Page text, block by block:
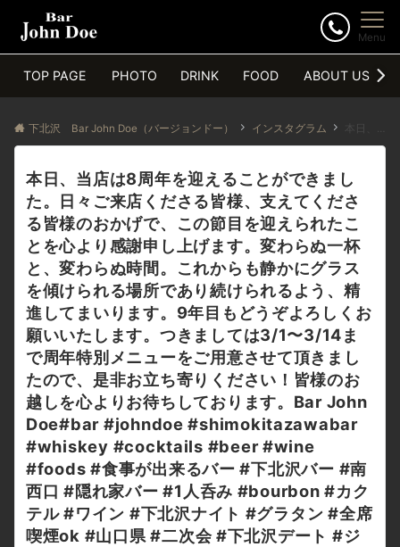
Menu
TOP PAGE PHOTO DRINK FOOD ABOUT US
下北沢 Bar John Doe（バージョンドー） インスタグラム
本日、当店は8周年を迎えることができまし
た。日々ご来店くださる皆様、支えてくださ
る皆様のおかげで、この節目を迎えられたこ
とを心より感謝申し上げます。変わらぬ一杯
と、変わらぬ時間。これからも静かにグラス
を傾けられる場所であり続けられるよう、精
進してまいります。9年目もどうぞよろしくお
願いいたします。つきましては3/1〜3/14ま
で周年特別メニューをご用意させて頂きまし
たので、是非お立ち寄りください！皆様のお
越しを心よりお待ちしております。Bar John
Doe#bar #johndoe #shimokitazawabar
#whiskey #cocktails #beer #wine
#foods #食事が出来るバー #下北沢バー #南
西口 #隠れ家バー #1人呑み #bourbon #カク
テル #ワイン #下北沢ナイト #グラタン #全席
喫煙ok #山口県 #二次会 #下北沢デート #ジ